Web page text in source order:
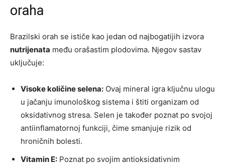
oraha
Brazilski orah se ističe kao jedan od najbogatijih izvora
nutrijenata među orašastim plodovima. Njegov sastav
uključuje:
Visoke količine selena: Ovaj mineral igra ključnu ulogu
u jačanju imunološkog sistema i štiti organizam od
oksidativnog stresa. Selen je također poznat po svojoj
antiinflamatornoj funkciji, čime smanjuje rizik od
hroničnih bolesti.
Vitamin E: Poznat po svojim antioksidativnim